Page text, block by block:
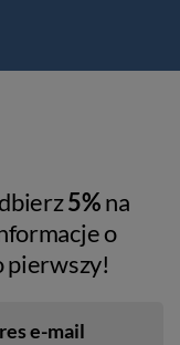
5%na
o
pierwszy!
e-mail